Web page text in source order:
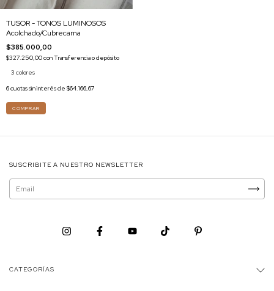
TUSOR - TONOS LUMINOSOS
Acolchado/Cubrecama
$385.000,00
$327.250,00conTransferencia o depósito
3 colores
6cuotas sin interés de $64.166,67
COMPRAR
SUSCRIBITE A NUESTRO NEWSLETTER
CATEGORÍAS